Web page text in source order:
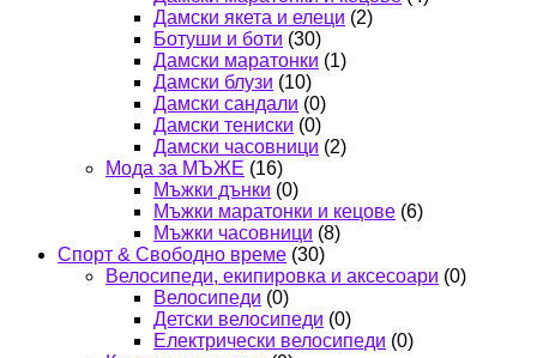
Дамски якета и елеци (2)
Ботуши и боти (30)
Дамски маратонки (1)
Дамски блузи (10)
Дамски сандали (0)
Дамски тениски (0)
Дамски часовници (2)
Мода за МЪЖЕ (16)
Мъжки дънки (0)
Мъжки маратонки и кецове (6)
Мъжки часовници (8)
Спорт & Свободно време (30)
Велосипеди, екипировка и аксесоари (0)
Велосипеди (0)
Детски велосипеди (0)
Електрически велосипеди (0)